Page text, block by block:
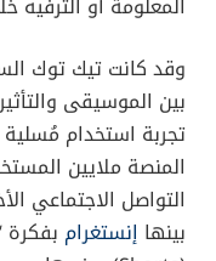
أحدث الأرقام حول
ومدى بقاء
على تأثير هذه
ونقدم نصائح عملية
يرغبون في
1. لمحة